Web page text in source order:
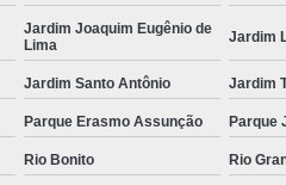
Espelho
Espelho Decorativo
Espelho Grande para
Espelho para
Jardim Joaquim Eugênio de
Lima
Jardim
Jardim Santo Antônio Jardim
Parque Erasmo Assunção Parque
Rio Bonito Rio